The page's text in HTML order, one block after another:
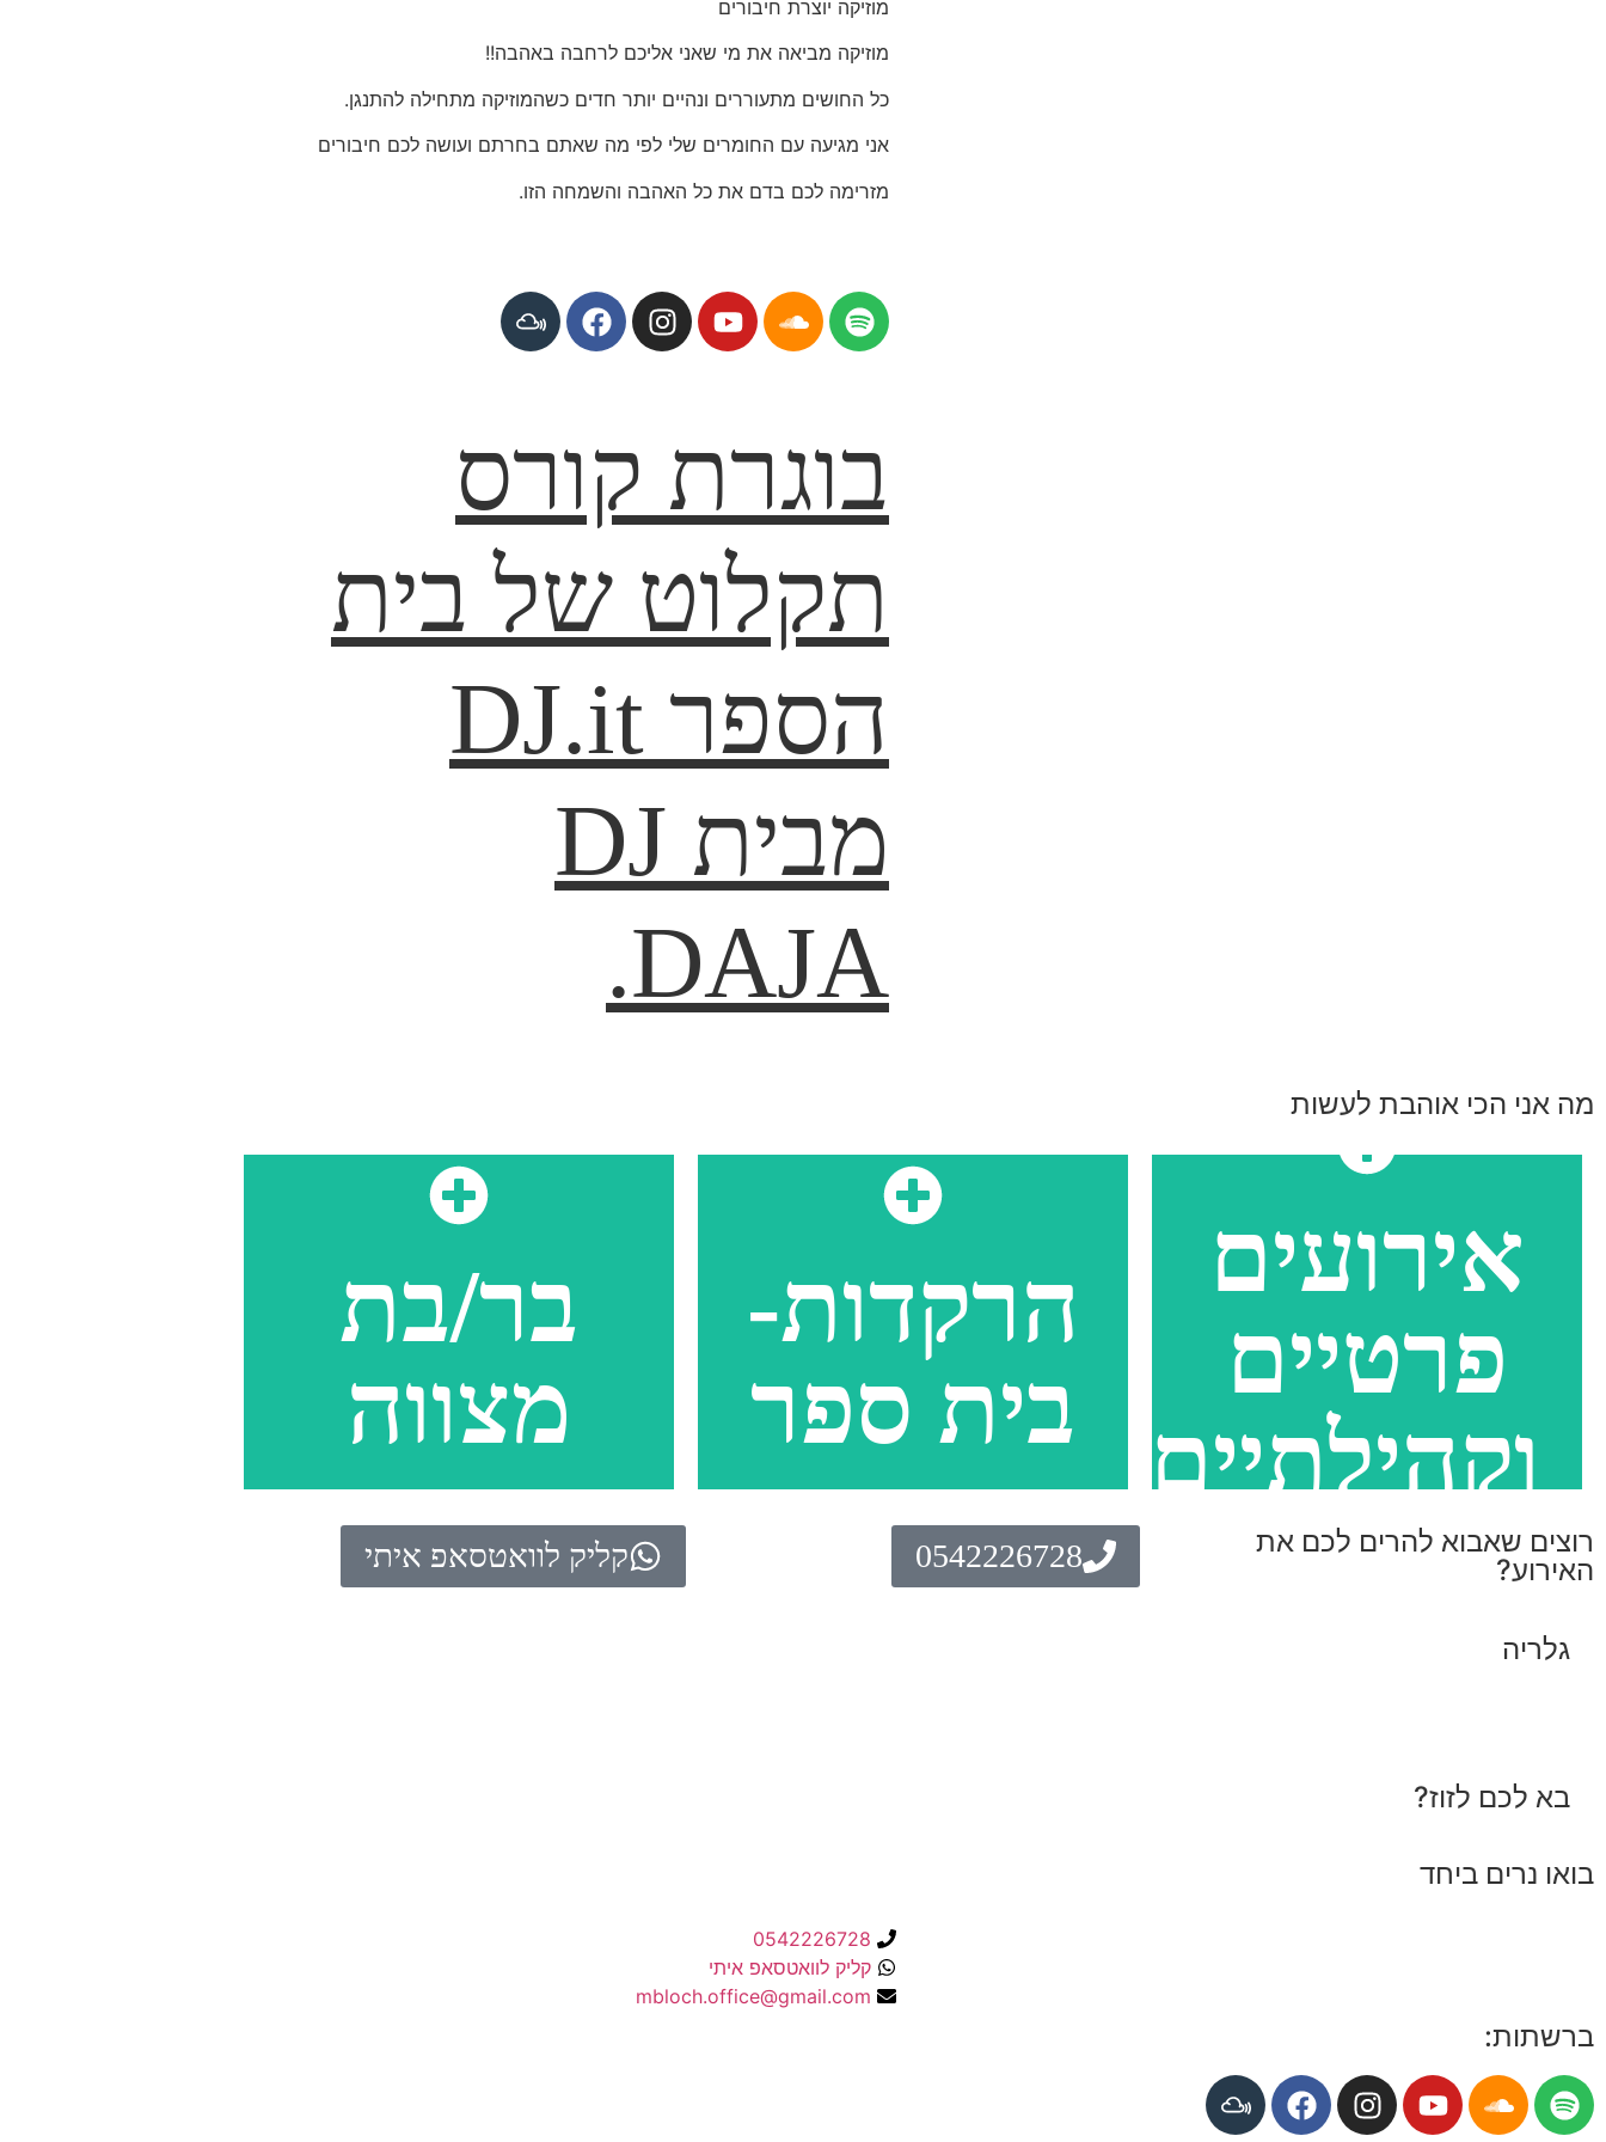
מוזיקה יוצרת חיבורים
מוזיקה מביאה את מי שאני אליכם לרחבה באהבה!!
כל החושים מתעוררים ונהיים יותר חדים כשהמוזיקה מתחילה להתנגן.
אני מגיעה עם החומרים שלי לפי מה שאתם בחרתם ועושה לכם חיבורים
מזרימה לכם בדם את כל האהבה והשמחה הזו.
בוגרת קורס
תקלוט של בית
הספר DJ.it
מבית DJ
DAJA.
מה אני הכי אוהבת לעשות
אירועים
פרטיים
וקהילתיים
הרקדות-
בית ספר
בר/בת
מצווה
רוצים שאבוא להרים לכם את
האירוע?
0542226728 קליק לוואטסאפ איתי
גלריה
בא לכם לזוז?
בואו נרים ביחד
0542226728
קליק לוואטסאפ איתי
mbloch.office@gmail.com
ברשתות: